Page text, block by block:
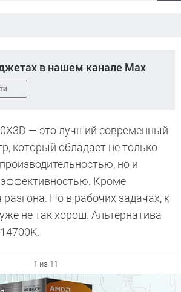
в нашем канале Max
— это лучший современный
который обладает не только
но и
Кроме
разгона. Но в рабочих задачах, к
не так хорош. Альтернатива
1 из 11